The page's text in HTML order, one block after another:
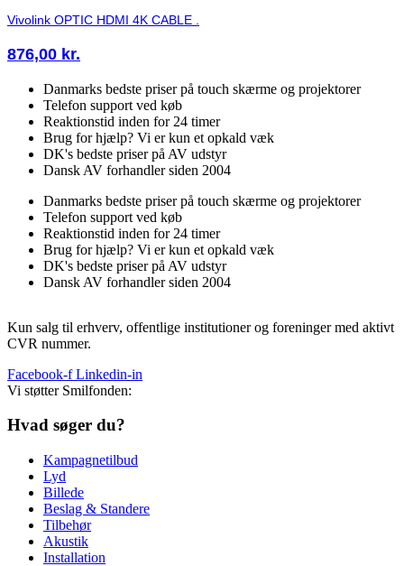
Vivolink OPTIC HDMI 4K CABLE .
876,00 kr.
Danmarks bedste priser på touch skærme og projektorer
Telefon support ved køb
Reaktionstid inden for 24 timer
Brug for hjælp? Vi er kun et opkald væk
DK's bedste priser på AV udstyr
Dansk AV forhandler siden 2004
Danmarks bedste priser på touch skærme og projektorer
Telefon support ved køb
Reaktionstid inden for 24 timer
Brug for hjælp? Vi er kun et opkald væk
DK's bedste priser på AV udstyr
Dansk AV forhandler siden 2004
Kun salg til erhverv, offentlige institutioner og foreninger med aktivt
CVR nummer.
Facebook-f Linkedin-in
Vi støtter Smilfonden:
Hvad søger du?
Kampagnetilbud
Lyd
Billede
Beslag & Standere
Tilbehør
Akustik
Installation